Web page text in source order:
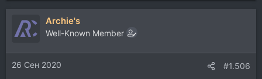
Archie's
Well-Known Member
26 Сен 2020 #1.506